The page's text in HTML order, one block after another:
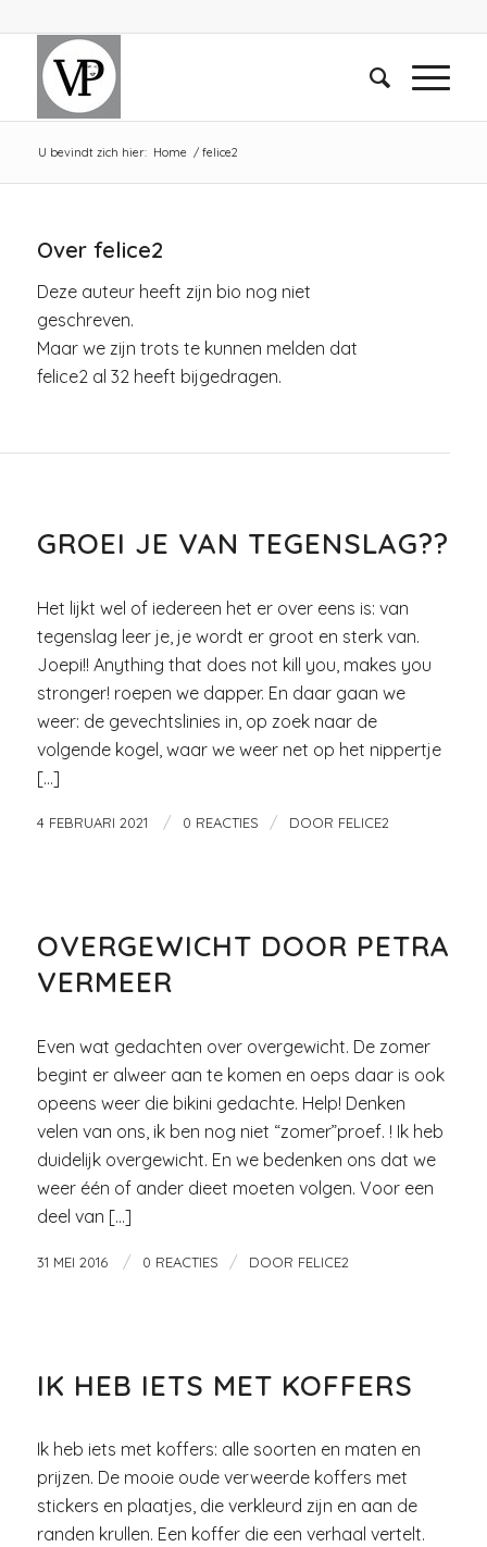
U bevindt zich hier: Home / felice2
Over felice2
Deze auteur heeft zijn bio nog niet
geschreven.
Maar we zijn trots te kunnen melden dat
felice2 al 32 heeft bijgedragen.
GROEI JE VAN TEGENSLAG??
Het lijkt wel of iedereen het er over eens is: van
tegenslag leer je, je wordt er groot en sterk van.
Joepi!! Anything that does not kill you, makes you
stronger! roepen we dapper. En daar gaan we
weer: de gevechtslinies in, op zoek naar de
volgende kogel, waar we weer net op het nippertje
[…]
4 FEBRUARI 2021 / 0 REACTIES / DOOR FELICE2
OVERGEWICHT DOOR PETRA
VERMEER
Even wat gedachten over overgewicht. De zomer
begint er alweer aan te komen en oeps daar is ook
opeens weer die bikini gedachte. Help! Denken
velen van ons, ik ben nog niet “zomer”proef. ! Ik heb
duidelijk overgewicht. En we bedenken ons dat we
weer één of ander dieet moeten volgen. Voor een
deel van […]
31 MEI 2016 / 0 REACTIES / DOOR FELICE2
IK HEB IETS MET KOFFERS
Ik heb iets met koffers: alle soorten en maten en
prijzen. De mooie oude verweerde koffers met
stickers en plaatjes, die verkleurd zijn en aan de
randen krullen. Een koffer die een verhaal vertelt.